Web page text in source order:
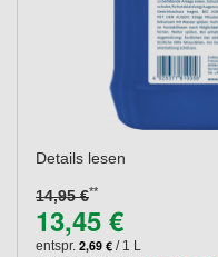
Details lesen
14,95 €**
13,45 €
entspr. 2,69 € / 1 L